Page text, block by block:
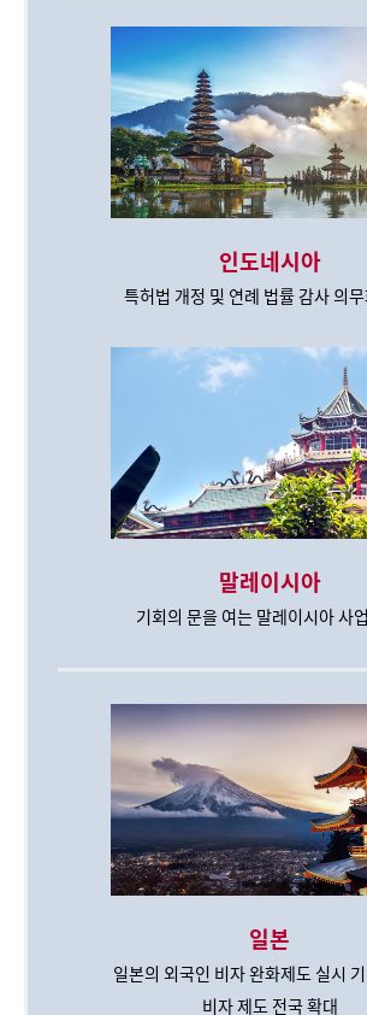
인도네시아
특허법 개정 및 연례 법률 감사 의
말레이시아
기회의 문을 여는 말레이시아 사
일본
일본의 외국인 비자 완화제도 실시
비자 제도 전국 확대